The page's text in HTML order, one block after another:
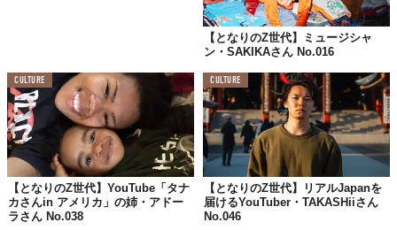
座右の銘は？
捨て身になって何事も一心になすべし」
by福沢諭吉
Z世代って言われること、どう思う？
Z世代のイメージは
なんだか意識が高くかっこよくて、
【となりのZ世代】ミュージシャ
ン・SAKIKAさん No.016
CULTURE
【となりのZ世代】YouTube「タナ
カさんin アメリカ」の姉・アドー
ラさん No.038
CULTURE
【となりのZ世代】リアルJapanを
届けるYouTuber・TAKASHiiさん
No.046